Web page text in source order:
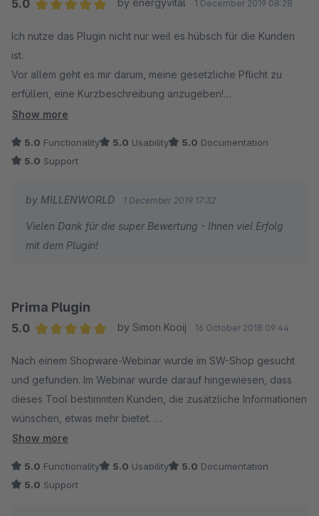
5.0
by energyvital 1 December 2019 08:28
Ich nutze das Plugin nicht nur weil es hübsch für die Kunden
ist.
Vor allem geht es mir darum, meine gesetzliche Pflicht zu
erfüllen, eine Kurzbeschreibung anzugeben!
Siehe Google oder Händlerbund Abmahnungen &
wissen, dass das nicht nur nett aussieht, sondern auch nötig ist!
Im Shopware-Store gibt es 2 Plugins, die normalerweise dafür
langem nicht mehr, obwohl der Hersteller das Gegenteil
behauptet, das andere hat mir den Shop zerschossen... und
beide bieten nur Fließtextansicht oder aufwendiges
Kurzbeschreibungen, normiert und immer an derselben Stelle!
Besonders gut mobil, dort erscheint es als erstes wenn die
Beschreibung.
Und was mir ganz wichtig ist: Der Hersteller nutzt die
vorhandenen Freitextfelder!
Also nicht irgendwelche Zusatzfelder, die meinen Shop weiter
vollmüllen und später eine Migration in Shopware 6 unmöglich
machen.
Außerdem werden die Bulletpoints von Magnalister erkannt
Show more
5.0 Functionality 5.0 Usability 5.0 Documentation
5.0 Support
by MILLENWORLD 1 December 2019 17:32
Vielen Dank für die super Bewertung - Ihnen viel Erfolg
mit dem Plugin!
Prima Plugin
5.0
by Simon Kooij 16 October 2018 09:44
Nach einem Shopware-Webinar wurde im SW-Shop gesucht
und gefunden. Im Webinar wurde darauf hingewiesen, dass
dieses Tool bestimmten Kunden, die zusätzliche Informationen
wünschen, etwas mehr bietet.
Update auf SW 5.5 angepasst. Es gab einen kleinen Fehler in
Show more
5.0 Functionality 5.0 Usability 5.0 Documentation
5.0 Support